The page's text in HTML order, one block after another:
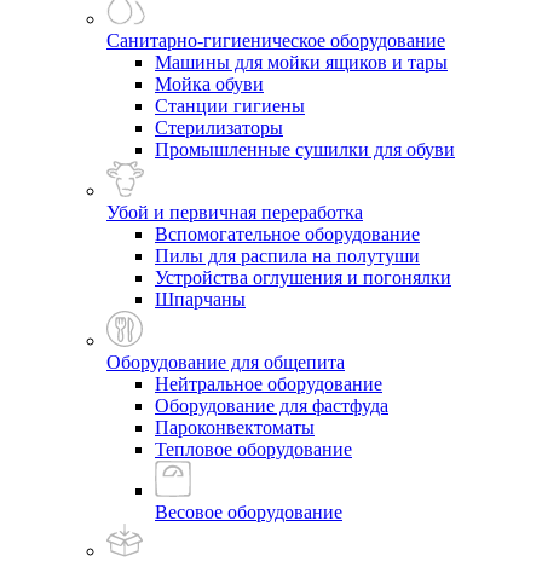
Санитарно-гигиеническое оборудование
Машины для мойки ящиков и тары
Мойка обуви
Станции гигиены
Стерилизаторы
Промышленные сушилки для обуви
Убой и первичная переработка
Вспомогательное оборудование
Пилы для распила на полутуши
Устройства оглушения и погонялки
Шпарчаны
Оборудование для общепита
Нейтральное оборудование
Оборудование для фастфуда
Пароконвектоматы
Тепловое оборудование
Весовое оборудование